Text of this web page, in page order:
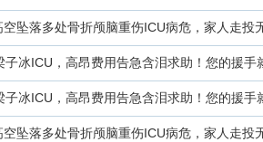
坠落多处骨折颅脑重伤ICU病危，家人走投
子冰ICU，高昂费用告急含泪求助！您的援手
子冰ICU，高昂费用告急含泪求助！您的援手
坠落多处骨折颅脑重伤ICU病危，家人走投